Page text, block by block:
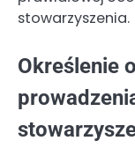
stowarzyszenia.
Określenie